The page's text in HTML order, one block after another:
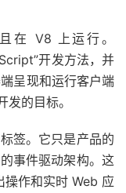
在 V8 上运行。
开发方法，并
呈现和运行客户端
的目标。
签。它只是产品的
事件驱动架构。这
作和实时 Web 应